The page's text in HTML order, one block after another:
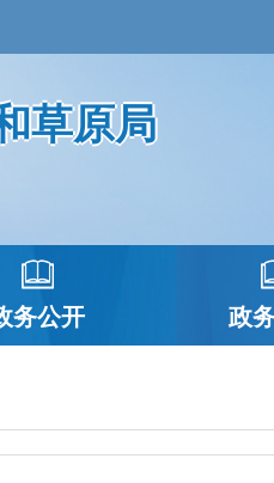
草原局
务公开 政